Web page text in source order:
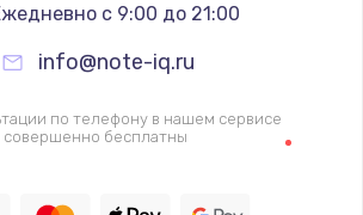
с 9:00 до 21:00
info@note-iq.ru
по телефону в нашем сервисе
совершенно бесплатны